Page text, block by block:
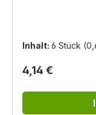
Inhalt: 6 Stück
Regulärer Preis:
4,14 €